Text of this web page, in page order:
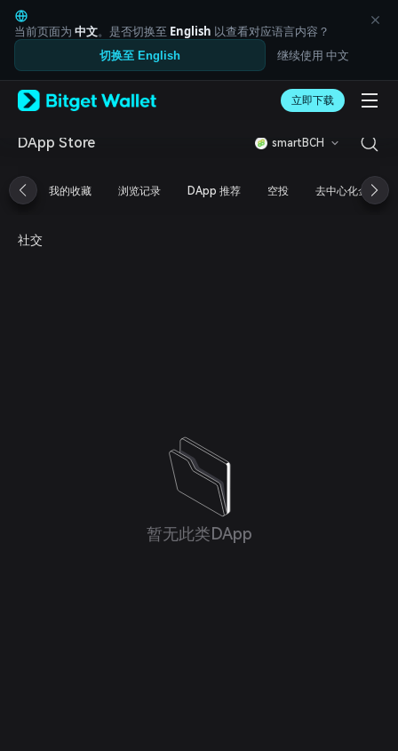
English
日本語
Tiếng Việt
Русский
Español (Latinoamérica)
Türkçe
Français
简体中文
繁體中文
Bahasa Indonesia
ภาษาไทย
当前页面为 中文。是否切换至 English 以查看对应语言内容？
切换至 English 继续使用 中文
立即下载
DApp Store smartBCH
我的收藏 浏览记录 DApp 推荐 空投 去中心化金融
社交
暂无此类DApp